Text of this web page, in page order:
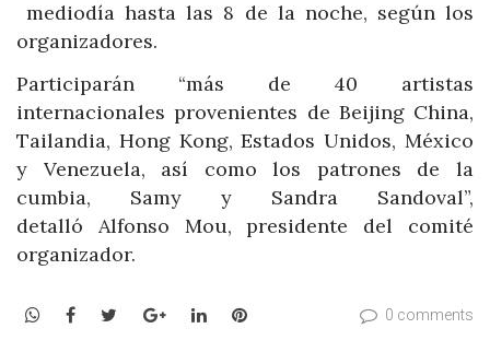
mediodía hasta las 8 de la noche, según los
organizadores.
Participarán “más de 40 artistas
internacionales provenientes de Beijing China,
Tailandia, Hong Kong, Estados Unidos, México
y Venezuela, así como los patrones de la
cumbia, Samy y Sandra Sandoval”,
detalló Alfonso Mou, presidente del comité
organizador.
WhatsApp
Facebook
TwitterGoogle+LinkedInPinterest 0 comments